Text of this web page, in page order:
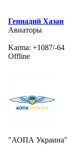
Геннадий Хазан
Авиаторы
Karma: +1087/-64
Offline
"АОПА Украина"